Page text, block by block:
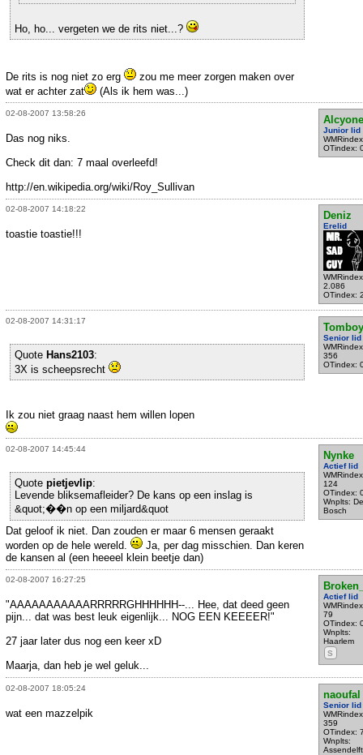
Ho, ho... vergeten we de rits niet...?
De rits is nog niet zo erg
zou me meer zorgen maken over
wat er achter zat
(Als ik hem was...)
02-08-2007 13:58:26
Alcyone
Junior lid
OTindex:
Das nog niks.
Check dit dan: 7 maal overleefd!
http://en.wikipedia.org/wiki/Roy_Sullivan
02-08-2007 14:18:22
Deniz
Erelid
2.086
OTindex:
toastie toastie!!!
02-08-2007 14:31:17
Senior lid
356
OTindex:
Quote Hans2103:
3X is scheepsrecht
Ik zou niet graag naast hem willen lopen
02-08-2007 14:45:44
Nynke
Actief lid
124
OTindex:
Wnplts:
Bosch
Quote pietjevlip:
Levende bliksemafleider? De kans op een inslag is
&quot;��n op een miljard&quot
Dat geloof ik niet. Dan zouden er maar 6 mensen geraakt
worden op de hele wereld.
Ja, per dag misschien. Dan keren
de kansen al (een heeeel klein beetje dan)
02-08-2007 16:27:25
Actief lid
79
OTindex:
Wnplts:
Haarlem
S
"AAAAAAAAAAARRRRRGHHHHHH--... Hee, dat deed geen
pijn... dat was best leuk eigenlijk... NOG EEN KEEEER!"
27 jaar later dus nog een keer xD
Maarja, dan heb je wel geluk...
02-08-2007 18:05:24
naoufal
Senior lid
359
OTindex:
Wnplts:
Assendelft
wat een mazzelpik